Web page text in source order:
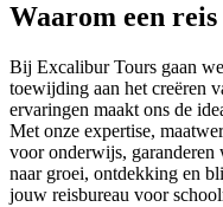
Waarom een
Bij Excalibur Tours gaan
toewijding aan het creëren
ervaringen maakt ons de
Met onze expertise,
voor onderwijs, garanderen
naar groei, ontdekking en
jouw reisbureau voor